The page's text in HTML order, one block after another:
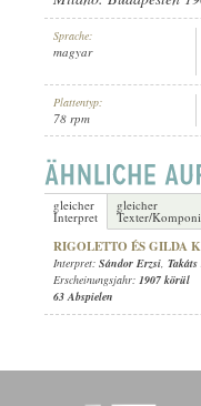
INTERPRET: ,
Sprache:
magyar
Plattentyp:
78 rpm
gleicher
Interpret
gleicher
Texter/
RIGOLETTO ÉS GILDA
Interpret: Sándor Erzsi,
Erscheinungsjahr: 1907 körül
63 Abspielen